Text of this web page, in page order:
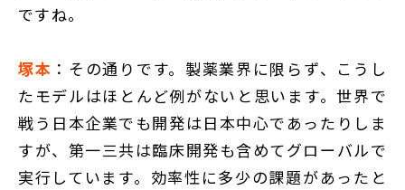
ですね。
塚本 ：その通りです。製薬業界に限らず、こうし
たモデルはほとんど例がないと思います。世界で
戦う日本企業でも開発は日本中心であったりしま
すが、第一三共は臨床開発も含めてグローバルで
実行しています。効率性に多少の課題があったと